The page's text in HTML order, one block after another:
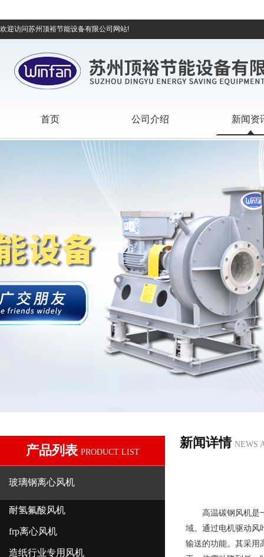
欢迎访问苏州顶裕节能设备有限公司网站!
首页 公司介绍 新闻资
产品列表 PRODUCT LIST
玻璃钢离心风机
耐氢氟酸风机
frp离心风机
造纸行业专用风机
新闻详情 NEWS
高温碳钢风机是
域。通过电机驱动风
输送的功能。其采用